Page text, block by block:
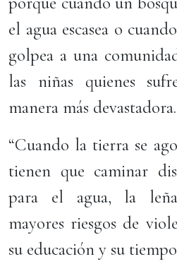
el agua escasea o
golpea a una
las niñas quienes
manera más devastadora.
“Cuando la tierra se
tienen que caminar
para el agua, la
mayores riesgos de
su educación y su